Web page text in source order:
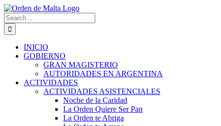
Skip
to
content
Search
for:
INICIO
GOBIERNO
GRAN MAGISTERIO
AUTORIDADES EN ARGENTINA
ACTIVIDADES
ACTIVIDADES ASISTENCIALES
Noche de la Caridad
La Orden Quiere Ser Pan
La Orden te Abriga